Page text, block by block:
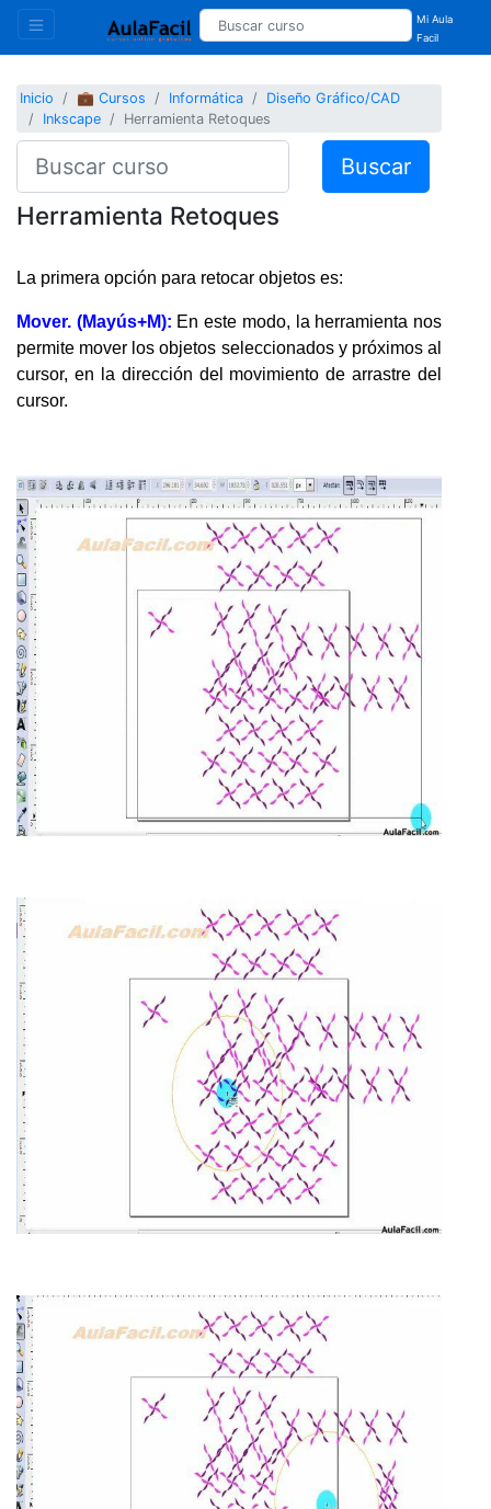
Mi Aula
Facil
Inicio 💼 Cursos Informática
Diseño Gráfico/CAD
Inkscape
Herramienta Retoques
Buscar
Herramienta Retoques
La primera opción para retocar objetos es:
Mover. (Mayús+M): En este modo, la herramienta nos
permite mover los objetos seleccionados y próximos al
cursor, en la dirección del movimiento de arrastre del
cursor.